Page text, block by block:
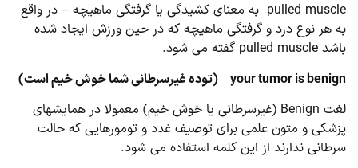
pulled muscle به معنای کشیدگی یا گرفتگی ماهیچه – در واقع
به هر نوع درد و گرفتگی ماهیچه که در حین ورزش ایجاد شده
باشد pulled muscle گفته می شود.
your tumor is benign (توده غیرسرطانی شما خوش خیم است)
لغت Benign (غیرسرطانی یا خوش خیم) معمولا در همایشهای
پزشکی و متون علمی برای توصیف غدد و تومورهایی که حالت
سرطانی ندارند از این کلمه استفاده می شود.